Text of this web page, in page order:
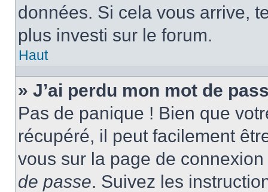
données. Si cela vous arrive,
plus investi sur le forum.
Haut
» J’ai perdu mon mot de
Pas de panique ! Bien que
récupéré, il peut facilement
vous sur la page de
de passe. Suivez les